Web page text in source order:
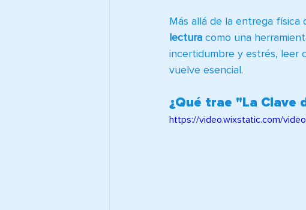
Más allá de la entrega física
lectura como una
incertidumbre y estrés, leer
vuelve esencial.
¿Qué trae "La Clave
https://video.wixstatic.com/